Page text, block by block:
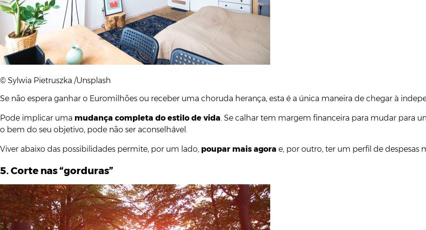
© Sylwia Pietruszka /Unsplash
Se não espera ganhar o Euromilhões ou receber uma choruda herança, esta é a única maneira de chegar à
Pode implicar uma mudança completa do estilo de vida. Se calhar tem margem financeira para mudar para
o bem do seu objetivo, pode não ser aconselhável.
Viver abaixo das possibilidades permite, por um lado, poupar mais agora e, por outro, ter um perfil de despesas
5. Corte nas “gorduras”